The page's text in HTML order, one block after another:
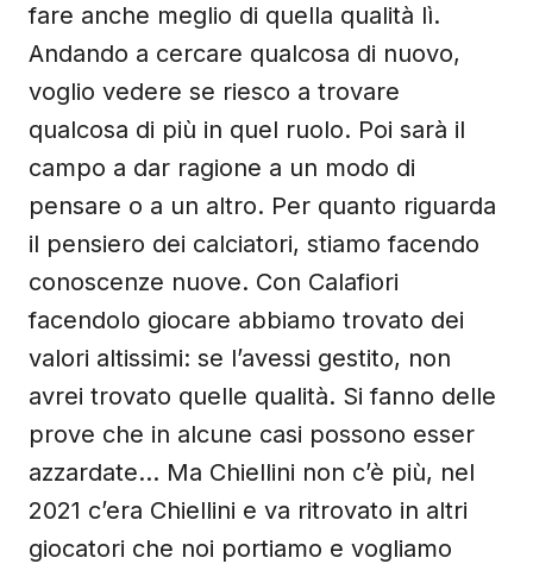
fare anche meglio di quella qualità lì.
Andando a cercare qualcosa di nuovo,
voglio vedere se riesco a trovare
qualcosa di più in quel ruolo. Poi sarà il
campo a dar ragione a un modo di
pensare o a un altro. Per quanto riguarda
il pensiero dei calciatori, stiamo facendo
conoscenze nuove. Con Calafiori
facendolo giocare abbiamo trovato dei
valori altissimi: se l’avessi gestito, non
avrei trovato quelle qualità. Si fanno delle
prove che in alcune casi possono esser
azzardate… Ma Chiellini non c’è più, nel
2021 c’era Chiellini e va ritrovato in altri
giocatori che noi portiamo e vogliamo